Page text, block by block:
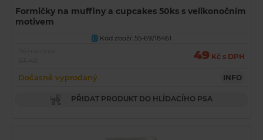
Formičky na muffiny a cupcakes 50ks s velikonočním
motivem
U
Kód zboží: 55-69/18461
49 Kč s DPH
Dočasně vyprodaný INFO
PŘIDAT PRODUKT DO HLÍDACÍHO PSA